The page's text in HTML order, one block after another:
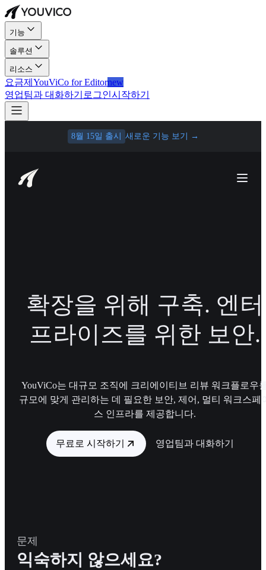
기능
솔루션
리소스
요금제 YouViCo for Editornew
영업팀과 대화하기 로그인시작하기
8월 15일 출시 새로운 기능 보기 →
확장을 위해 구축. 엔터
프라이즈를 위한 보안.
YouViCo는 대규모 조직에 크리에이티브 리뷰 워크플로우
규모에 맞게 관리하는 데 필요한 보안, 제어, 멀티 워크스페
스 인프라를 제공합니다.
무료로 시작하기 영업팀과 대화하기
문제
익숙하지 않으세요?